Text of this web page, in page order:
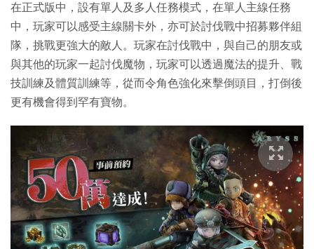
在正式版中，設有單人及多人任務模式，在單人主線任務
中，玩家可以感受主線關卡外，亦可於討伐戰中招募夥伴組
隊，挑戰更強大的敵人。玩家在討伐戰中，與自己的朋友或
與其他的玩家一起討伐魔物，玩家可以透過魔法的提升、戰
技訓練及體質訓練等，從而令角色強化來擊倒頭目，打倒後
更有機會得到罕有寶物。